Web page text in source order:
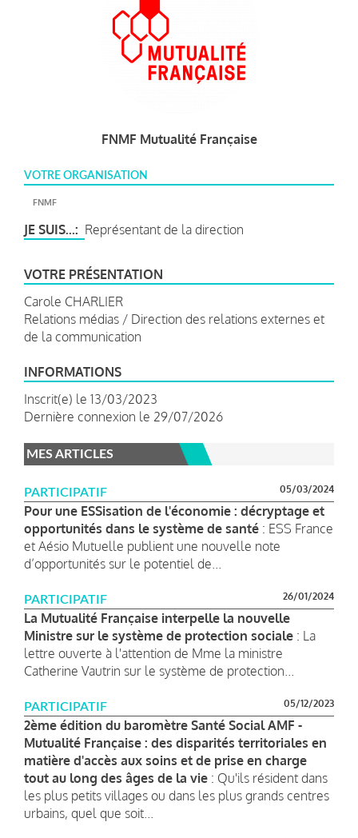
FNMF Mutualité Française
VOTRE ORGANISATION
FNMF
JE SUIS... Représentant de la direction
VOTRE PRÉSENTATION
Carole CHARLIER
Relations médias / Direction des relations externes et
de la communication
INFORMATIONS
Inscrit(e) le 13/03/2023
Dernière connexion le 29/07/2026
MES ARTICLES
PARTICIPATIF 05/03/2024
Pour une ESSisation de l'économie : décryptage et
opportunités dans le système de santé : ESS France
et Aésio Mutuelle publient une nouvelle note
d’opportunités sur le potentiel de...
PARTICIPATIF 26/01/2024
La Mutualité Française interpelle la nouvelle
Ministre sur le système de protection sociale : La
lettre ouverte à l'attention de Mme la ministre
Catherine Vautrin sur le système de protection...
PARTICIPATIF 05/12/2023
2ème édition du baromètre Santé Social AMF -
Mutualité Française : des disparités territoriales en
matière d'accès aux soins et de prise en charge
tout au long des âges de la vie : Qu'ils résident dans
les plus petits villages ou dans les plus grands centres
urbains, quel que soit...